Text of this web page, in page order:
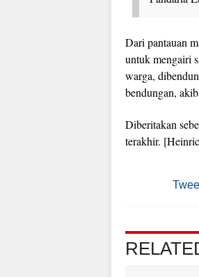
Dari pantauan
untuk mengairi
warga,
bendungan,
Diberitakan
terakhir.